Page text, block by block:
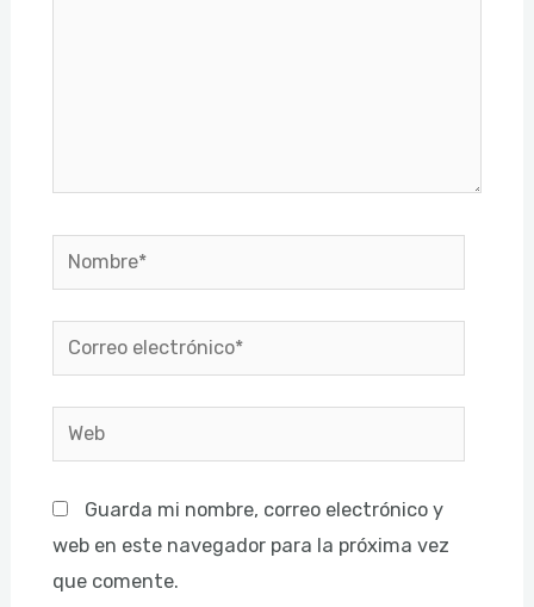
Nombre*
Correo
electrónico*
Web
Guarda mi nombre, correo electrónico y
web en este navegador para la próxima vez
que comente.